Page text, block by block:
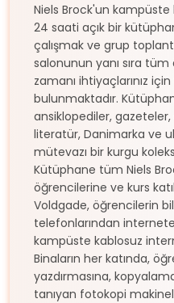
Niels Brock'un
24 saati açık bir
çalışmak ve grup
salonunun yanı sıra
zamanı ihtiyaçlarınız
bulunmaktadır.
ansiklopediler,
literatür, Danimarka ve
mütevazı bir kurgu
Kütüphane tüm Niels
öğrencilerine ve kurs
Voldgade, öğrencilerin
telefonlarından
kampüste kablosuz
Binaların her katında,
yazdırmasına,
tanıyan fotokopi